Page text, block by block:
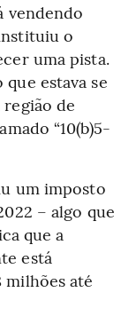
vendendo
o
uma pista.
estava se
de
“10(b)5-
um imposto
– algo que
que a
está
milhões até